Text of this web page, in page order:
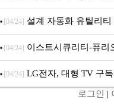
5600MHz 16GB 출시
[04/24] 설계 자동화 유틸리
무상 배포
[04/24] 이스트시큐리티-퓨
세대 AI 보안 플랫폼 구축
[04/24] LG전자, 대형 TV 구
로그인 |